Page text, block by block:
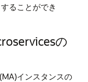
することができ
の
インスタンスの